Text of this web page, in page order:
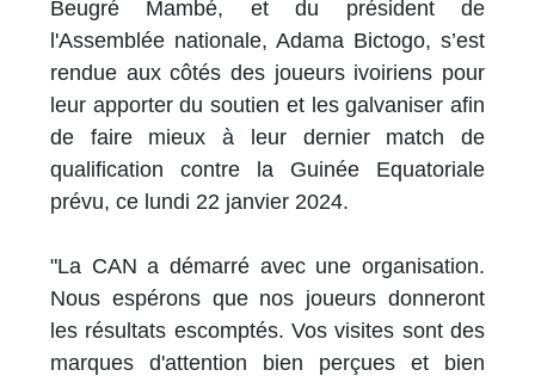
Beugré Mambé, et du président de
l'Assemblée nationale, Adama Bictogo, s’est
rendue aux côtés des joueurs ivoiriens pour
leur apporter du soutien et les galvaniser afin
de faire mieux à leur dernier match de
qualification contre la Guinée Equatoriale
prévu, ce lundi 22 janvier 2024.
"La CAN a démarré avec une organisation.
Nous espérons que nos joueurs donneront
les résultats escomptés. Vos visites sont des
marques d'attention bien perçues et bien